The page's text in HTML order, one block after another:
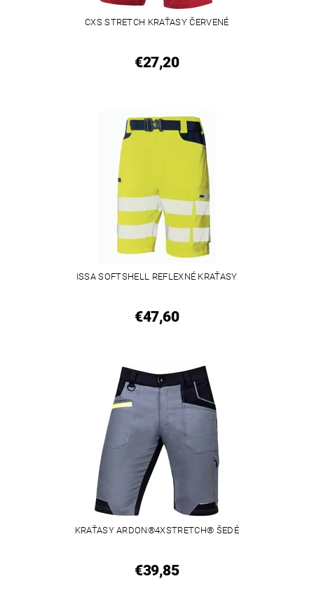
CXS STRETCH KRAŤASY ČERVENÉ
€27,20
ISSA SOFTSHELL REFLEXNÉ KRAŤASY
€47,60
KRAŤASY ARDON®4XSTRETCH® ŠEDÉ
€39,85